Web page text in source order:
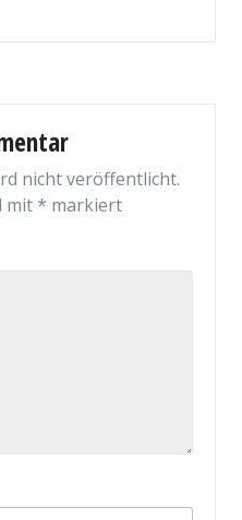
nicht veröffentlicht.
mit* markiert